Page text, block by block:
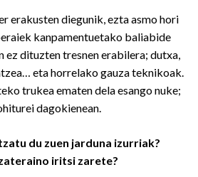
erakusten diegunik, ezta asmo hori
kanpamentuetako baliabide
ez dituzten tresnen erabilera; dutxa,
etahorrelako gauza teknikoak.
trukea ematen dela esango nuke;
dagokienean.
du zuen jarduna izurriak?
iritsi zarete?